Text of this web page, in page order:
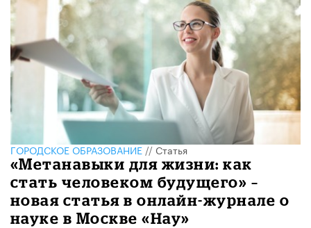
ГОРОДСКОЕ ОБРАЗОВАНИЕ//Статья
«Метанавыки для жизни: как
стать человеком будущего» –
новая статья в онлайн-журнале о
науке в Москве «Нау»